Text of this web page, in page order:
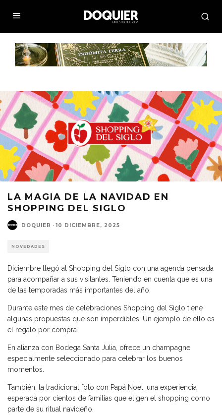
LA MAGIA DE LA NAVIDAD EN
SHOPPING DEL SIGLO
DOQUIER · 10 DICIEMBRE, 2025
NOVEDADES
Diciembre llegó al Shopping del Siglo con una agenda pensada
para acompañar a sus visitantes. Teniendo en cuenta que es una
de las temporadas más importantes del año.
Durante este mes de celebraciones Shopping del Siglo tiene
algunas propuestas que son imperdibles. Un ejemplo de ello es
el regalo por compra.
En alianza con Bodega Santa Julia, ofrece un champagne
especialmente seleccionado para celebrar los buenos
momentos.
También, la tradicional foto con Papá Noel, una experiencia
esperada por cientos de familias que eligen el shopping como
parte de su ritual navideño.